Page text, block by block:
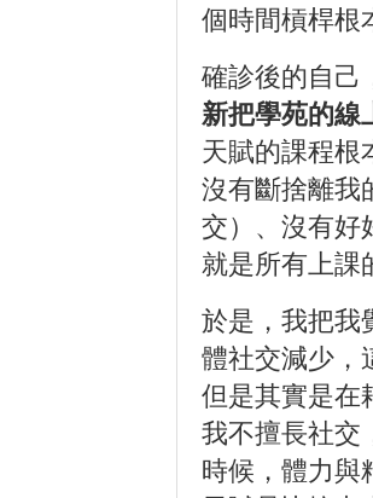
個時間槓桿
確診後的自己
新把學苑的線
天賦的課程根
沒有斷捨離我
交）、沒有好
就是所有上課
於是，我把我
體社交減少，
但是其實是在
我不擅長社交
時候，體力與